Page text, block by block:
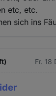
etc, etc.
sich ins
Fr. 18